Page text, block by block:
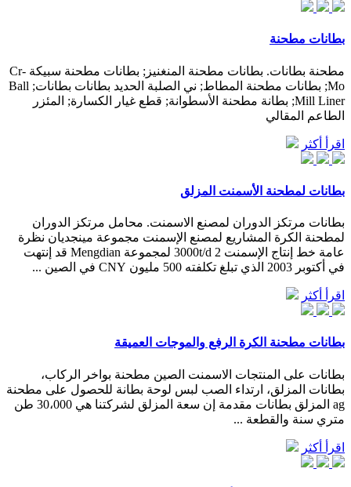
بطانات مطحنة
مطحنة بطانات. بطانات مطحنة المنغنيز; بطانات مطحنة سبيكة Cr-
Mo; بطانات مطحنة المطاط; ني الصلبة الحديد بطانات بطانات; Ball
Mill Liner; بطانة مطحنة الأسطوانة; قطع غيار الكسارة; المئزر
الطاعم المقالي
اقرأ أكثر
بطانات لمطحنة الأسمنت المزلق
بطانات مرتكز الدوران لمصنع الاسمنت. محامل مرتكز الدوران
لمطحنة الكرة المشاريع لمصنع الإسمنت مجموعة مينجديان نظرة
عامة خط إنتاج الإسمنت 2 3000t/d لمجموعة Mengdian قد إنتهت
في أكتوبر 2003 الذي تبلغ تكلفته 500 مليون CNY في الصين ...
اقرأ أكثر
بطانات مطحنة الكرة الرفع والموجات العميقة
بطانات على المنتجات الاسمنت الصين مطحنة بواخر الركاب،
بطانات المزلق، ارتداء الصب لبس لوحة بطانة للحصول على مطحنة
ag المزلق بطانات مقدمة إن سعة المزلق لشركتنا هي 30،000 طن
متري سنة والقطعة ...
اقرأ أكثر